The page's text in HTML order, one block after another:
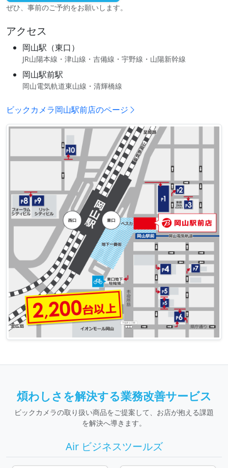
ぜひ、事前のご予約をお願いします。
アクセス
岡山駅（東口）
JR山陽本線・津山線・吉備線・宇野線・山陽新幹線
岡山駅前駅
岡山電気軌道東山線・清輝橋線
ビックカメラ岡山駅前店のページ
煩わしさを解決する業務改善サービス
ビックカメラの取り扱い商品をご提案して、お店が抱える課題
を解決へ導きます。
Air ビジネスツールズ